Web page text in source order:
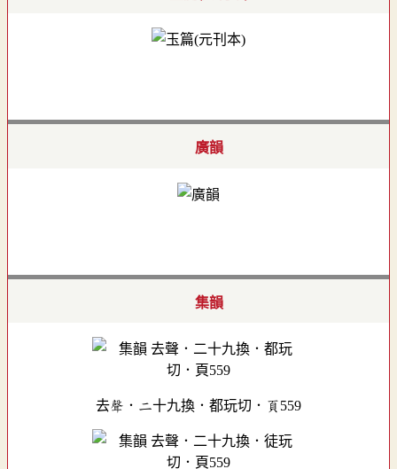
廣韻
集韻
去聲．二十九換．都玩切．頁559